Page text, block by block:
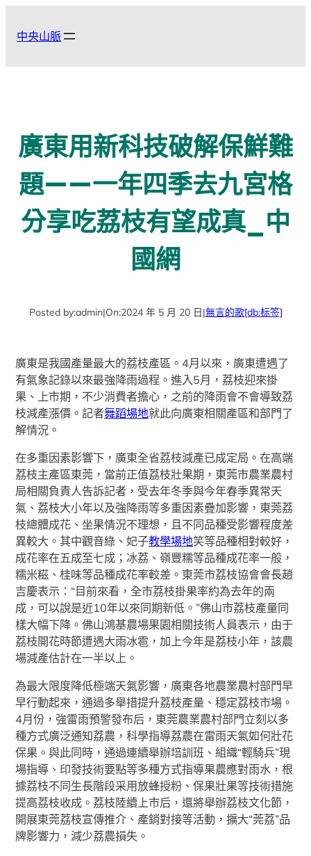
中央山脈
廣東用新科技破解保鮮難
題——一年四季去九宮格
分享吃荔枝有望成真_中
國網
Posted by:admin|On:2024 年 5 月 20 日|無言的歌[db:标签]
廣東是我國產量最大的荔枝產區。4月以來，廣東遭遇了
有氣象記錄以來最強降雨過程。進入5月，荔枝迎來掛
果、上市期，不少消費者擔心，之前的降雨會不會導致荔
枝減產漲價。記者舞蹈場地就此向廣東相關產區和部門了
解情況。
在多重因素影響下，廣東全省荔枝減產已成定局。在高端
荔枝主產區東莞，當前正值荔枝壯果期，東莞市農業農村
局相關負責人告訴記者，受去年冬季與今年春季異常天
氣、荔枝大小年以及強降雨等多重因素疊加影響，東莞荔
枝總體成花、坐果情況不理想，且不同品種受影響程度差
異較大。其中觀音綠、妃子教學場地笑等品種相對較好，
成花率在五成至七成；冰荔、嶺豐糯等品種成花率一般，
糯米糍、桂味等品種成花率較差。東莞市荔枝協會會長趙
吉慶表示：“目前來看，全市荔枝掛果率約為去年的兩
成，可以說是近10年以來同期新低。”佛山市荔枝產量同
樣大幅下降。佛山鴻基農場果園相關技術人員表示，由于
荔枝開花時節遭遇大雨冰雹，加上今年是荔枝小年，該農
場減產估計在一半以上。
為最大限度降低極端天氣影響，廣東各地農業農村部門早
早行動起來，通過多舉措提升荔枝產量、穩定荔枝市場。
4月份，強雷雨預警發布后，東莞農業農村部門立刻以多
種方式廣泛通知荔農，科學指導荔農在雷雨天氣如何壯花
保果。與此同時，通過連續舉辦培訓班、組織“輕騎兵”現
場指導、印發技術要點等多種方式指導果農應對雨水，根
據荔枝不同生長階段采用放蜂授粉、保果壯果等技術措施
提高荔枝收成。荔枝陸續上市后，還將舉辦荔枝文化節，
開展東莞荔枝宣傳推介、產銷對接等活動，擴大“莞荔”品
牌影響力，減少荔農損失。